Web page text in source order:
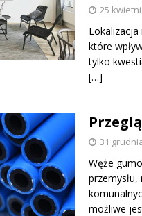
25
które
tylko
[…]
31
Węże
możliwe